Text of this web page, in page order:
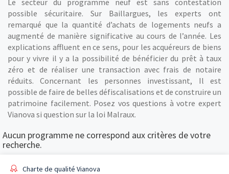
Le secteur du programme neuf est sans contestation
possible sécuritaire. Sur Baillargues, les experts ont
remarqué que la quantité d’achats de logements neufs a
augmenté de manière significative au cours de l’année. Les
explications affluent en ce sens, pour les acquéreurs de biens
pour y vivre il y a la possibilité de bénéficier du prêt à taux
zéro et de réaliser une transaction avec frais de notaire
réduits. Concernant les personnes investissant, Il est
possible de faire de belles défiscalisations et de construire un
patrimoine facilement. Posez vos questions à votre expert
Vianova si question sur la loi Malraux.
Aucun programme ne correspond aux critères de votre
recherche.
Charte de qualité Vianova